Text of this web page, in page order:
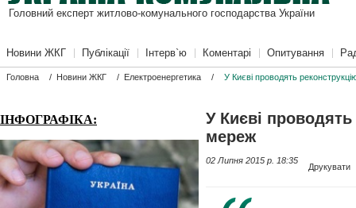
Головний експерт житлово-комунального господарства України
Новини ЖКГ Публікації Інтерв`ю Коментарі Опитування
Головна / Новини ЖКГ / Електроенергетика / У Києві проводять
ІНФОГРАФІКА:
У Києві
мереж
02 Липня 2015 p. 18:35
Друкувати